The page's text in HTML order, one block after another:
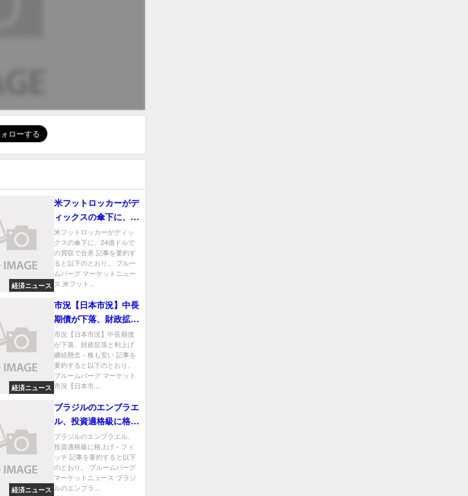
経済ニュース
米フットロッカーがデ
ィックスの傘下に、
24億ドルでの買収で
合意
米フットロッカーがディッ
クスの傘下に、24億ドルで
の買収で合意 記事を要約す
ると以下のとおり。 ブルー
ムバーグ マーケットニュー
ス 米フット...
経済ニュース
市況【日本市況】中長
期債が下落、財政拡張
と利上げ継続懸念－株
も安い
市況【日本市況】中長期債
が下落、財政拡張と利上げ
継続懸念－株も安い 記事を
要約すると以下のとおり。
ブルームバーグ マーケット
市況【日本市...
経済ニュース
ブラジルのエンブラエ
ル、投資適格級に格上
げ－フィッチ
ブラジルのエンブラエル、
投資適格級に格上げ－フィ
ッチ 記事を要約すると以下
のとおり。 ブルームバーグ
マーケットニュース ブラジ
ルのエンブラ...